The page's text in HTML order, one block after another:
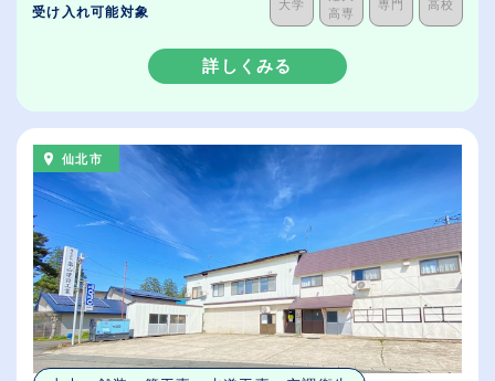
受け入れ可能対象
大学
高専
専門 高校
詳しくみる
仙北市